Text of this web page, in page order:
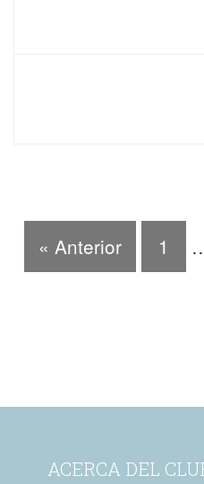
« Anterior 1
ACERCA DEL